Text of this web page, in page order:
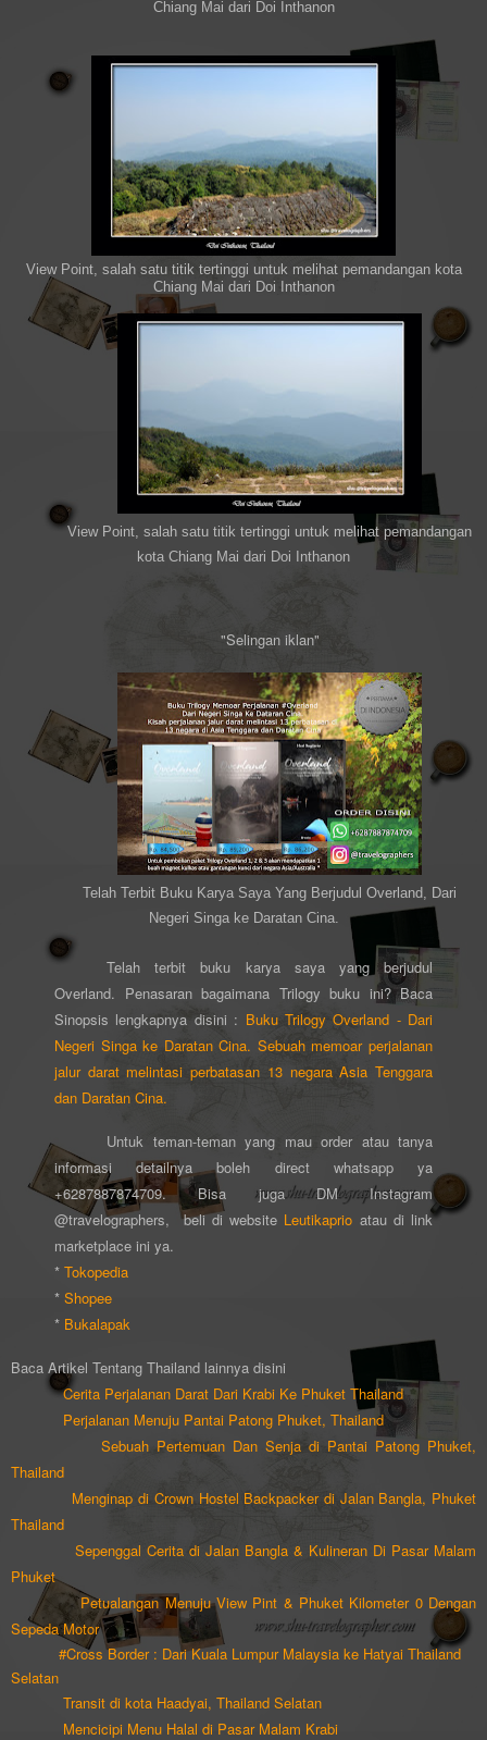
Chiang Mai dari Doi Inthanon
View Point, salah satu titik tertinggi untuk melihat pemandangan kota
Chiang Mai dari Doi Inthanon
View Point, salah satu titik tertinggi untuk melihat pemandangan
kota Chiang Mai dari Doi Inthanon
"Selingan iklan"
Telah Terbit Buku Karya Saya Yang Berjudul Overland, Dari
Negeri Singa ke Daratan Cina.
Telah terbit buku karya saya yang berjudul
Overland. Penasaran bagaimana Trilogy buku ini? Baca
Sinopsis lengkapnya disini : Buku Trilogy Overland - Dari
Negeri Singa ke Daratan Cina. Sebuah memoar perjalanan
jalur darat melintasi perbatasan 13 negara Asia Tenggara
dan Daratan Cina.
Untuk teman-teman yang mau order atau tanya
informasi detailnya boleh direct whatsapp ya
+6287887874709. Bisa juga DM Instagram
@travelographers, beli di website Leutikaprio atau di link
marketplace ini ya.
* Tokopedia
* Shopee
* Bukalapak
Baca Artikel Tentang Thailand lainnya disini
Cerita Perjalanan Darat Dari Krabi Ke Phuket Thailand
Perjalanan Menuju Pantai Patong Phuket, Thailand
Sebuah Pertemuan Dan Senja di Pantai Patong Phuket,
Thailand
Menginap di Crown Hostel Backpacker di Jalan Bangla, Phuket
Thailand
Sepenggal Cerita di Jalan Bangla & Kulineran Di Pasar Malam
Phuket
Petualangan Menuju View Pint & Phuket Kilometer 0 Dengan
Sepeda Motor
#Cross Border : Dari Kuala Lumpur Malaysia ke Hatyai Thailand
Selatan
Transit di kota Haadyai, Thailand Selatan
Mencicipi Menu Halal di Pasar Malam Krabi